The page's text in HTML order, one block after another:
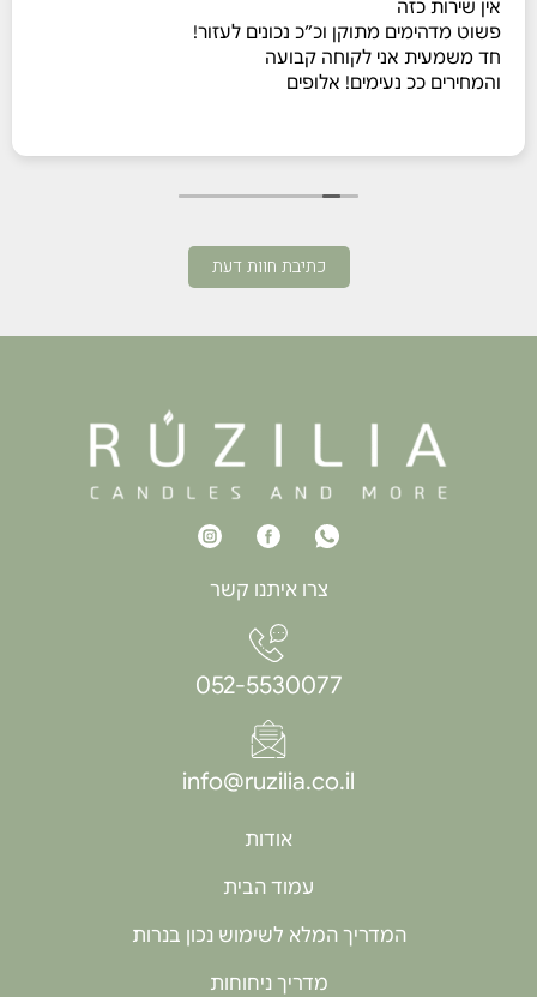
אין שירות כזה
פשוט מדהימים מתוקן וכ״כ נכונים לעזור!
חד משמעית אני לקוחה קבועה
והמחירים ככ נעימים! אלופים
כתיבת חוות דעת
צרו איתנו קשר
052-5530077
info@ruzilia.co.il
אודות
עמוד הבית
המדריך המלא לשימוש נכון בנרות
מדריך ניחוחות